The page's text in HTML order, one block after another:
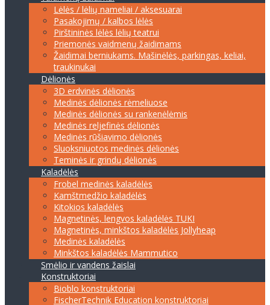
Lėlės / lėlių nameliai / aksesuarai
Pasakojimų / kalbos lėlės
Pirštininės lėlės lėlių teatrui
Priemonės vaidmenų žaidimams
Žaidimai berniukams. Mašinėlės, parkingas, keliai,
traukinukai
Dėlionės
3D erdvinės dėlionės
Medinės dėlionės rėmeliuose
Medinės dėlionės su rankenėlėmis
Medinės reljefinės dėlionės
Medinės rūšiavimo dėlionės
Sluoksniuotos medinės dėlionės
Teminės ir grindų dėlionės
Kaladėlės
Frobel medinės kaladėlės
Kamštmedžio kaladėlės
Kitokios kaladėlės
Magnetinės, lengvos kaladėlės TUKI
Magnetinės, minkštos kaladėlės Jollyheap
Medinės kaladėlės
Minkštos kaladėlės Mammutico
Smėlio ir vandens žaislai
Konstruktoriai
Bioblo konstruktoriai
FischerTechnik Education konstruktoriai